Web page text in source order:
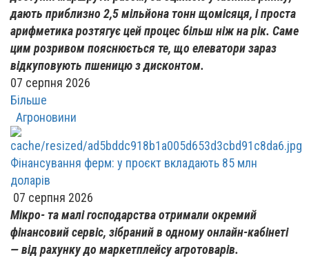
дають приблизно 2,5 мільйона тонн щомісяця, і проста
арифметика розтягує цей процес більш ніж на рік. Саме
цим розривом пояснюється те, що елеватори зараз
відкуповують пшеницю з дисконтом.
07 серпня 2026
Більше
Агроновини
Фінансування ферм: у проєкт вкладають 85 млн
доларів
07 серпня 2026
Мікро- та малі господарства отримали окремий
фінансовий сервіс, зібраний в одному онлайн-кабінеті
— від рахунку до маркетплейсу агротоварів.